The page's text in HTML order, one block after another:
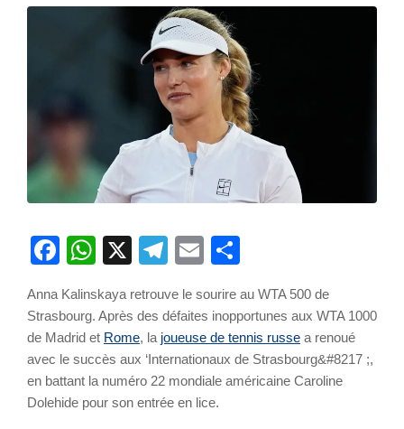
Facebook
WhatsApp
X Telegram
Email
Anna Kalinskaya retrouve le sourire au WTA 500 de
Strasbourg. Après des défaites inopportunes aux WTA 1000
de Madrid et Rome, la joueuse de tennis russe a renoué
avec le succès aux ‘Internationaux de Strasbourg&#8217 ;,
en battant la numéro 22 mondiale américaine Caroline
Dolehide pour son entrée en lice.